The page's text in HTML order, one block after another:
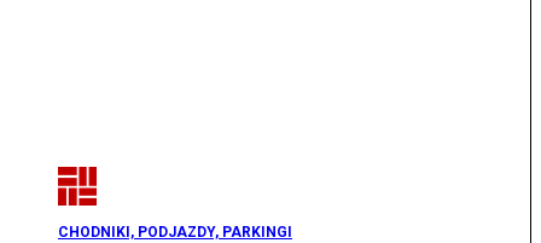
CHODNIKI, PODJAZDY, PARKINGI